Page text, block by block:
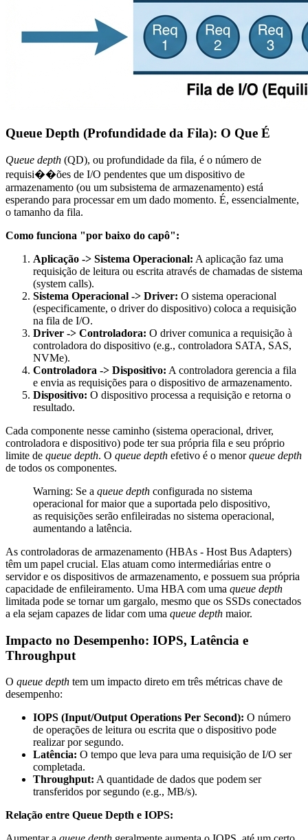
Queue Depth (Profundidade da Fila): O Que É
Queue depth (QD), ou profundidade da fila, é o número de
requisi��ões de I/O pendentes que um dispositivo de
armazenamento (ou um subsistema de armazenamento) está
esperando para processar em um dado momento. É, essencialmente,
o tamanho da fila.
Como funciona "por baixo do capô":
Aplicação -> Sistema Operacional: A aplicação faz uma
requisição de leitura ou escrita através de chamadas de sistema
(system calls).
Sistema Operacional -> Driver: O sistema operacional
(especificamente, o driver do dispositivo) coloca a requisição
na fila de I/O.
Driver -> Controladora: O driver comunica a requisição à
controladora do dispositivo (e.g., controladora SATA, SAS,
NVMe).
Controladora -> Dispositivo: A controladora gerencia a fila
e envia as requisições para o dispositivo de armazenamento.
Dispositivo: O dispositivo processa a requisição e retorna o
resultado.
Cada componente nesse caminho (sistema operacional, driver,
controladora e dispositivo) pode ter sua própria fila e seu próprio
limite de queue depth. O queue depth efetivo é o menorqueue depth
de todos os componentes.
Warning: Se a queue depth configurada no sistema
operacional for maior que a suportada pelo dispositivo,
as requisições serão enfileiradas no sistema operacional,
aumentando a latência.
As controladoras de armazenamento (HBAs - Host Bus Adapters)
têm um papel crucial. Elas atuam como intermediárias entre o
servidor e os dispositivos de armazenamento, e possuem sua própria
capacidade de enfileiramento. Uma HBA com uma queue depth
limitada pode se tornar um gargalo, mesmo que os SSDs conectados
a ela sejam capazes de lidar com uma queue depth maior.
Impacto no Desempenho: IOPS, Latência e
Throughput
O queue depth tem um impacto direto em três métricas chave de
desempenho:
IOPS (Input/Output Operations Per Second): O número
de operações de leitura ou escrita que o dispositivo pode
realizar por segundo.
Latência: O tempo que leva para uma requisição de I/O ser
completada.
Throughput: A quantidade de dados que podem ser
transferidos por segundo (e.g., MB/s).
Relação entre Queue Depth e IOPS: